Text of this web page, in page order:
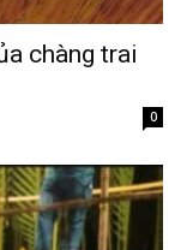
chàng trai
0